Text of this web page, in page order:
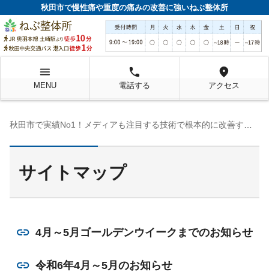
秋田市で慢性痛や重度の痛みの改善に強いねぶ整体所
menu
MENU
local_phone
電話する
location_on
アクセス
サイトマップ
4月～5月ゴールデンウイークまでのお知らせ
令和6年4月～5月のお知らせ